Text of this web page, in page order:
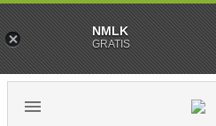
NMLK
GRATIS